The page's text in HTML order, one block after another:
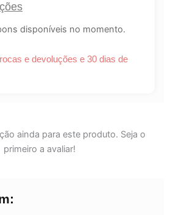
disponíveis no momento.
e devoluções e 30 dias de
ainda para este produto. Seja o
primeiro a avaliar!